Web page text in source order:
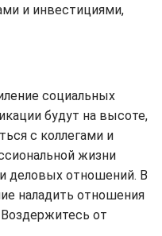
и инвестициями,
социальных
будут на высоте,
с коллегами и
жизни
деловых отношений. В
наладить отношения
от